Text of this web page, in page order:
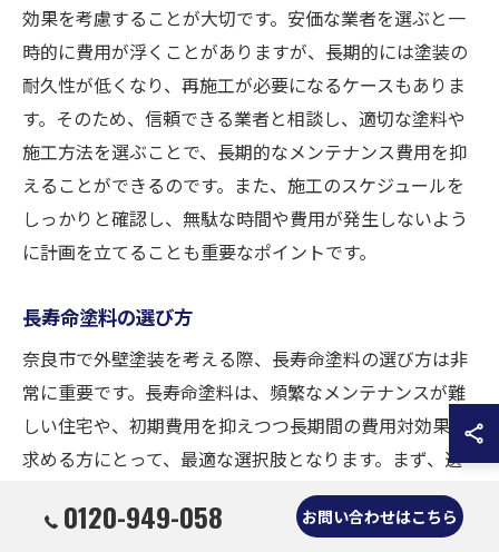
効果を考慮することが大切です。安価な業者を選ぶと一
時的に費用が浮くことがありますが、長期的には塗装の
耐久性が低くなり、再施工が必要になるケースもありま
す。そのため、信頼できる業者と相談し、適切な塗料や
施工方法を選ぶことで、長期的なメンテナンス費用を抑
えることができるのです。また、施工のスケジュールを
しっかりと確認し、無駄な時間や費用が発生しないよう
に計画を立てることも重要なポイントです。
長寿命塗料の選び方
奈良市で外壁塗装を考える際、長寿命塗料の選び方は非
常に重要です。長寿命塗料は、頻繁なメンテナンスが難
しい住宅や、初期費用を抑えつつ長期間の費用対効果を
求める方にとって、最適な選択肢となります。まず、選
ぶべき塗料の種類としては、シリコン系やフッ素系が挙
げられます。これらは耐久性が高く、紫外線や天候の変
0120-949-058 お問い合わせはこちら